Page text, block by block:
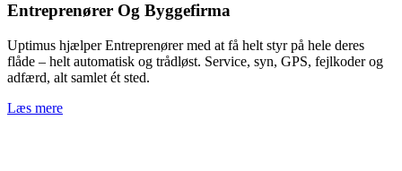
Entreprenører Og Byggefirma
Uptimus hjælper Entreprenører med at få helt styr på hele deres
flåde – helt automatisk og trådløst. Service, syn, GPS, fejlkoder og
adfærd, alt samlet ét sted.
Læs mere